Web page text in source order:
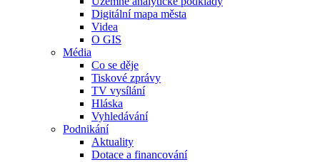
Digitální mapa města
Videa
O GIS
Média
Co se děje
Tiskové zprávy
TV vysílání
Hláska
Vyhledávání
Podnikání
Aktuality
Dotace a financování